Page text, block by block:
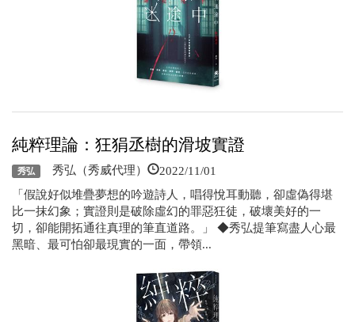
純粹理論：狂狷丞樹的滑坡實證
秀弘 秀弘（秀威代理） 2022/11/01
「假說好似堆疊夢想的吟遊詩人，唱得悅耳動聽，卻虛偽得堪
比一抹幻象；實證則是破除虛幻的罪惡狂徒，破壞美好的一
切，卻能開拓通往真理的筆直道路。」 ◆秀弘提筆寫盡人心最
黑暗、最可怕卻最現實的一面，帶領...